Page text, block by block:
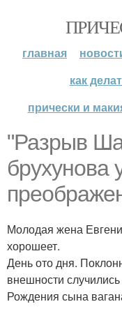
главная
как
прически и
"Разрыв
брухунова
Молодая жена
хорошеет.
День ото дня.
внешности
Рождения сына